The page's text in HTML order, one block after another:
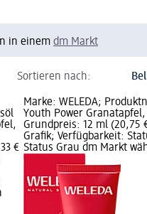
in einem dm Markt
Sortieren nach:
€
Marke: WELEDA;
Youth Power
Grundpreis: 12 ml (20,75
Grafik; Verfügbarkeit:
Status Grau dm Markt